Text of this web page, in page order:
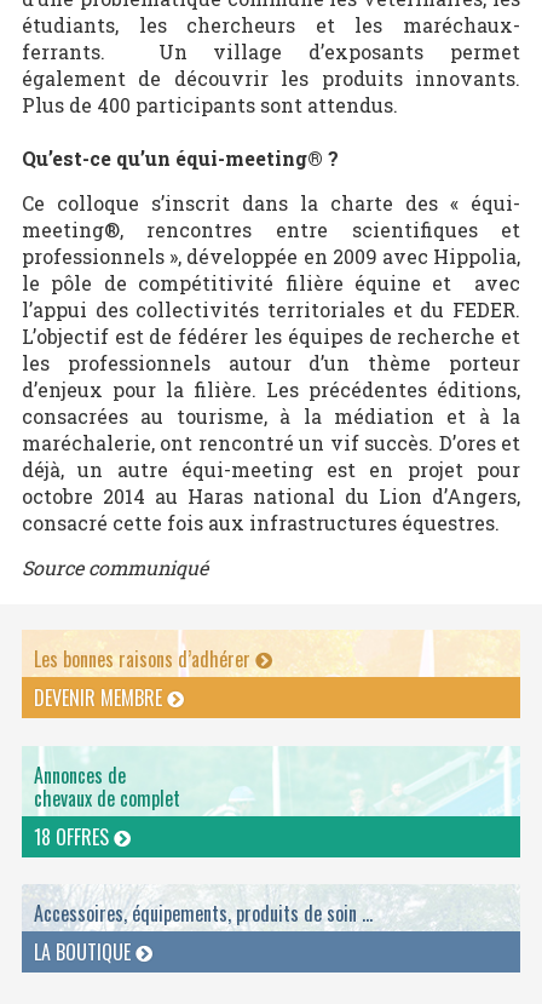
étudiants, les chercheurs et les maréchaux-
ferrants. Un village d’exposants permet
également de découvrir les produits innovants.
Plus de 400 participants sont attendus.
Qu’est-ce qu’un équi-meeting® ?
Ce colloque s’inscrit dans la charte des « équi-
meeting®, rencontres entre scientifiques et
professionnels », développée en 2009 avec Hippolia,
le pôle de compétitivité filière équine et avec
l’appui des collectivités territoriales et du FEDER.
L’objectif est de fédérer les équipes de recherche et
les professionnels autour d’un thème porteur
d’enjeux pour la filière. Les précédentes éditions,
consacrées au tourisme, à la médiation et à la
maréchalerie, ont rencontré un vif succès. D’ores et
déjà, un autre équi-meeting est en projet pour
octobre 2014 au Haras national du Lion d’Angers,
consacré cette fois aux infrastructures équestres.
Source communiqué
Les bonnes raisons d’adhérer
DEVENIR MEMBRE
Annonces de
chevaux de complet
18 OFFRES
Accessoires, équipements, produits de soin ...
LA BOUTIQUE